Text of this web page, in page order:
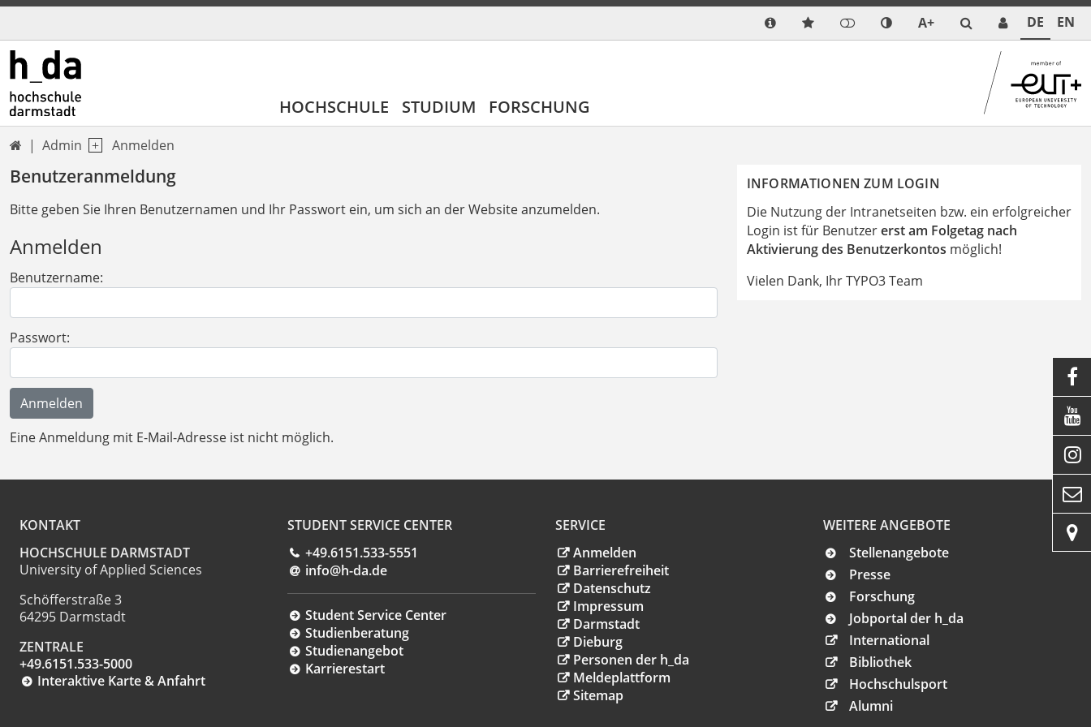
A+ DE EN
HOCHSCHULE STUDIUM FORSCHUNG
 Admin Anmelden
Benutzeranmeldung
Bitte geben Sie Ihren Benutzernamen und Ihr Passwort ein, um sich an der Website anzumelden.
Anmelden
Benutzername:
Passwort:
Eine Anmeldung mit E-Mail-Adresse ist nicht möglich.
INFORMATIONEN ZUM LOGIN
Die Nutzung der Intranetseiten bzw. ein erfolgreicher
Login ist für Benutzererst am Folgetag nach
Aktivierung des Benutzerkontos möglich!
Vielen Dank, Ihr TYPO3 Team
KONTAKT
HOCHSCHULE DARMSTADT
University of Applied Sciences
Schöfferstraße 3
64295 Darmstadt
ZENTRALE
+49.6151.533-5000
Interaktive Karte & Anfahrt
STUDENT SERVICE CENTER
+49.6151.533-5551
info@h-da.de
Student Service Center
Studienberatung
Studienangebot
Karrierestart
SERVICE
Anmelden
Barrierefreiheit
Datenschutz
Impressum
Darmstadt
Dieburg
Personen der h_da
Meldeplattform
Sitemap
WEITERE ANGEBOTE
Stellenangebote
Presse
Forschung
Jobportal der h_da
International
Bibliothek
Hochschulsport
Alumni




